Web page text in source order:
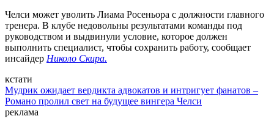
Челси может уволить Лиама Росеньора с должности главного
тренера. В клубе недовольны результатами команды под
руководством и выдвинули условие, которое должен
выполнить специалист, чтобы сохранить работу, сообщает
инсайдер Николо Скира.
кстати
Мудрик ожидает вердикта адвокатов и интригует фанатов –
Романо пролил свет на будущее вингера Челси
реклама